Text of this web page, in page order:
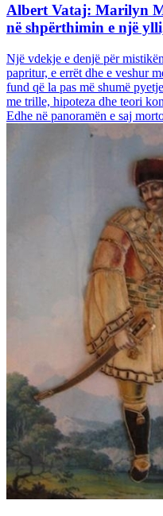
Albert Vataj: Marilyn
në shpërthimin e një
Një vdekje e denjë për
papritur, e errët dhe e veshur
fund që la pas më shumë
me trille, hipoteza dhe teori
Edhe në panoramën e saj